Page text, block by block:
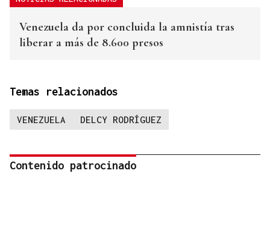
Venezuela da por concluida la amnistía tras
liberar a más de 8.600 presos
Temas relacionados
VENEZUELA DELCY RODRÍGUEZ
Contenido patrocinado